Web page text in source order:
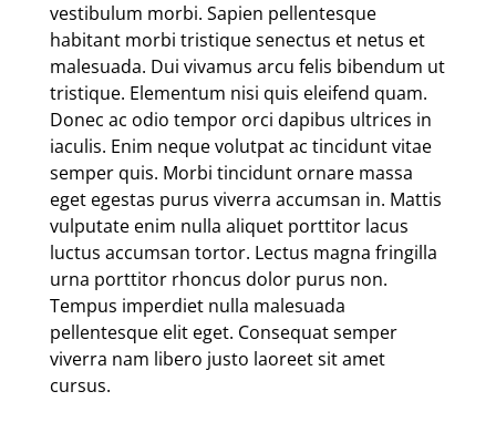
vestibulum morbi. Sapien pellentesque
habitant morbi tristique senectus et netus et
malesuada. Dui vivamus arcu felis bibendum ut
tristique. Elementum nisi quis eleifend quam.
Donec ac odio tempor orci dapibus ultrices in
iaculis. Enim neque volutpat ac tincidunt vitae
semper quis. Morbi tincidunt ornare massa
eget egestas purus viverra accumsan in. Mattis
vulputate enim nulla aliquet porttitor lacus
luctus accumsan tortor. Lectus magna fringilla
urna porttitor rhoncus dolor purus non.
Tempus imperdiet nulla malesuada
pellentesque elit eget. Consequat semper
viverra nam libero justo laoreet sit amet
cursus.